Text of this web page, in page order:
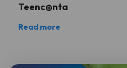
Teenc@nta
Read more